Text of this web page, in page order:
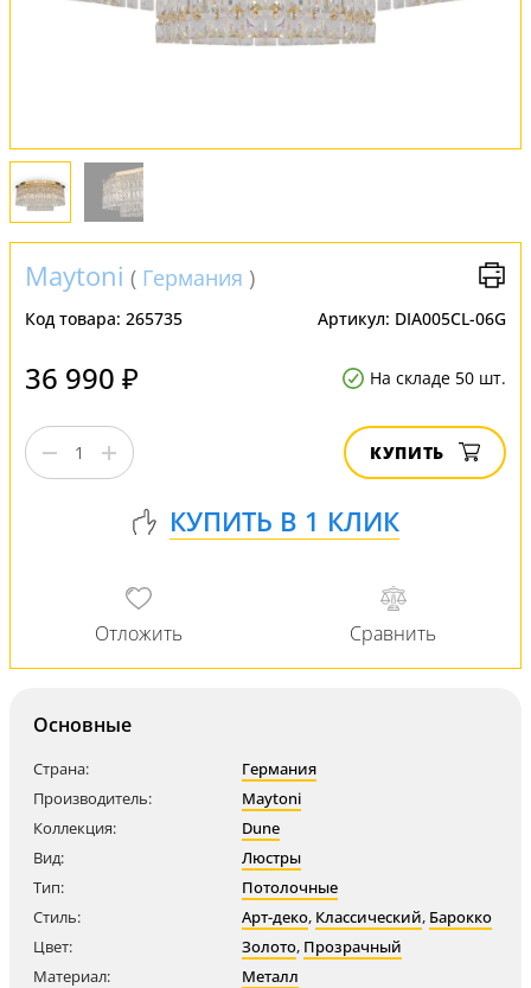
Отзывы
Maytoni ( Германия )
Код товара: 265735 Артикул: DIA005CL-06G
36 990 ₽ На складе 50 шт.
КУПИТЬ
Основные
Страна:
Германия
Производитель:
Maytoni
Коллекция:
Dune
Вид:
Люстры
Тип:
Потолочные
Стиль:
Арт-деко, Классический, Барокко
Цвет:
Золото, Прозрачный
Материал:
Металл